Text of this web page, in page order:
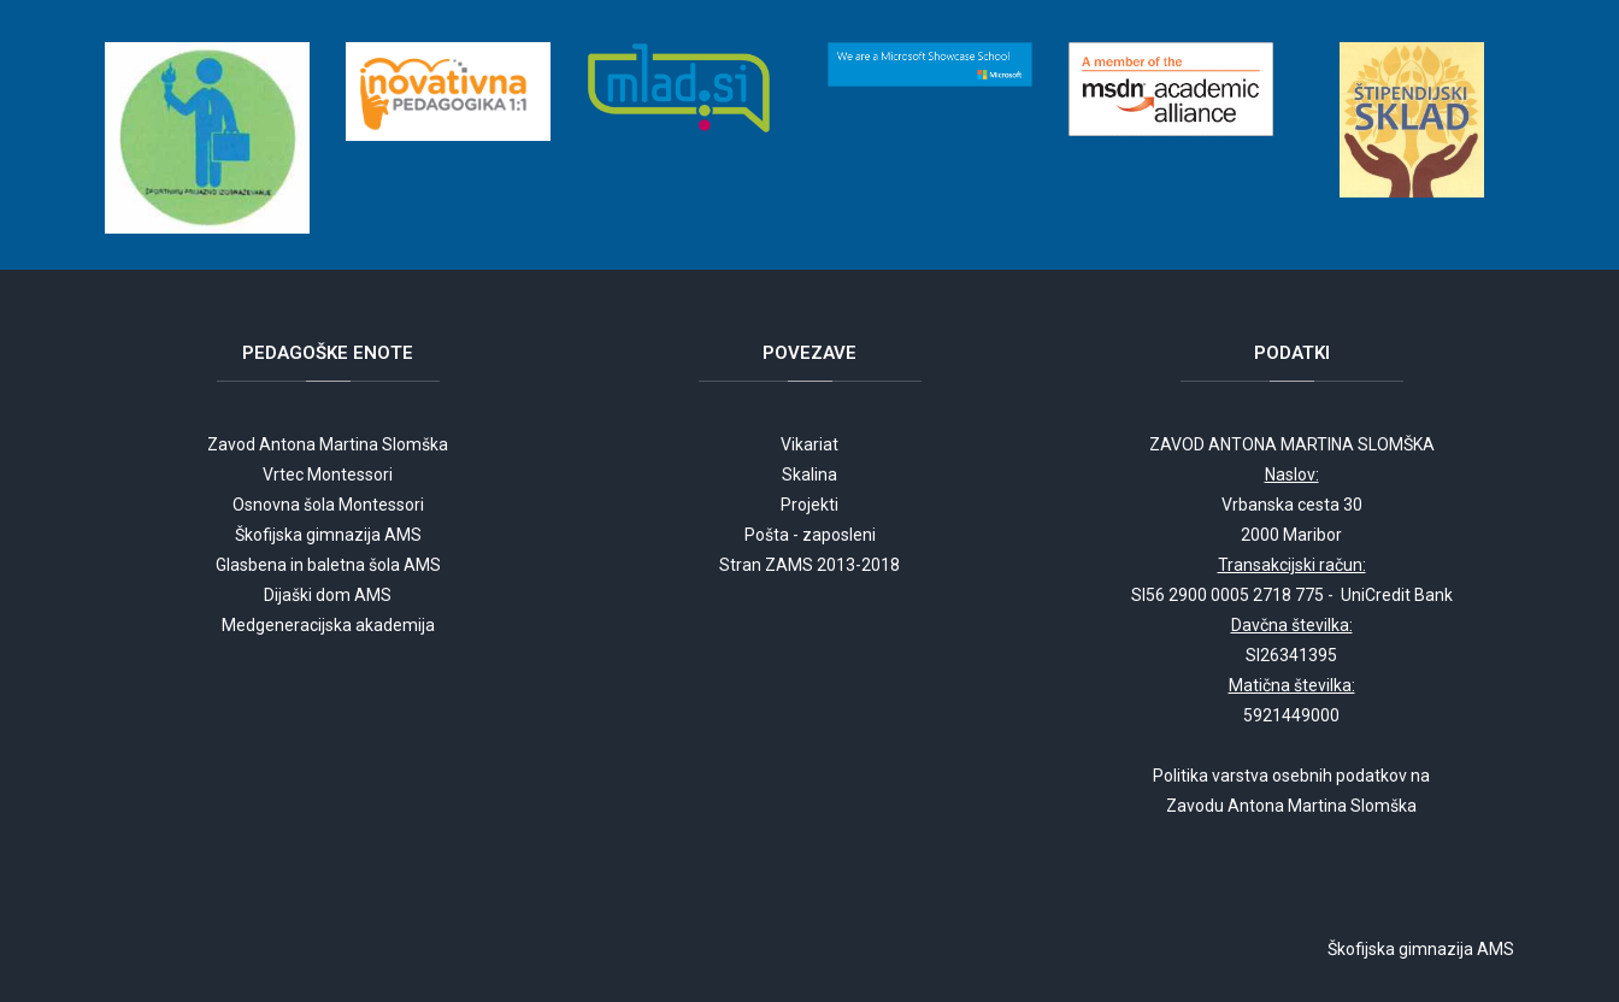
PEDAGOŠKE ENOTE
Zavod Antona Martina Slomška
Vrtec Montessori
Osnovna šola Montessori
Škofijska gimnazija AMS
Glasbena in baletna šola AMS
Dijaški dom AMS
Medgeneracijska akademija
POVEZAVE
Vikariat
Skalina
Projekti
Pošta - zaposleni
Stran ZAMS 2013-2018
PODATKI
ZAVOD ANTONA MARTINA SLOMŠKA
Naslov:
Vrbanska cesta 30
2000 Maribor
Transakcijski račun:
SI56 2900 0005 2718 775 - UniCredit Bank
Davčna številka:
SI26341395
Matična številka:
5921449000
Politika varstva osebnih podatkov na
Zavodu Antona Martina Slomška
Škofijska gimnazija AMS